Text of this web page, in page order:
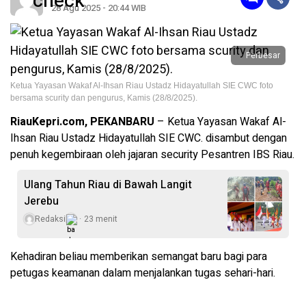
28 Agu 2025 - 20:44 WIB
Perbesar
Ketua Yayasan Wakaf Al-Ihsan Riau Ustadz Hidayatullah SIE CWC foto
bersama scurity dan pengurus, Kamis (28/8/2025).
RiauKepri.com, PEKANBARU – Ketua Yayasan Wakaf Al-
Ihsan Riau Ustadz Hidayatullah SIE CWC. disambut dengan
penuh kegembiraan oleh jajaran security Pesantren IBS Riau.
Ulang Tahun Riau di Bawah Langit
Jerebu
Redaksi 23 menit
Kehadiran beliau memberikan semangat baru bagi para
petugas keamanan dalam menjalankan tugas sehari-hari.